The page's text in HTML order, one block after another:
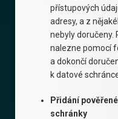
přístupových
adresy, a z
nebyly doručeny.
nalezne pomocí
a dokončí
k datové
Přidání
schránky